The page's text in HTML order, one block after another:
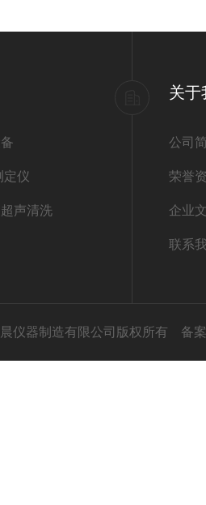
定仪
声清洗
关于
公司
荣誉
企业
联系
仪器制造有限公司版权所有 备